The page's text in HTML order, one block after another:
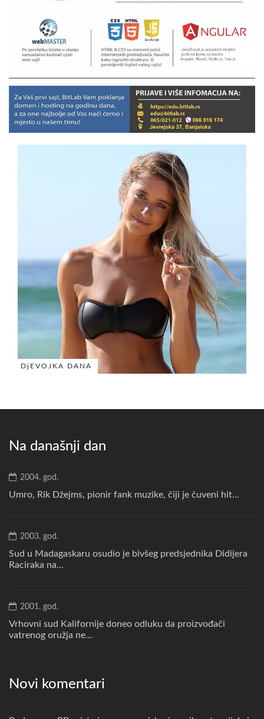
DjEVOJKA DANA
Na današnji dan
2004. god.
Umro, Rik Džejms, pionir fank muzike, čiji je čuveni hit...
2003. god.
Sud u Madagaskaru osudio je bivšeg predsjednika Didijera
Raciraka na...
2001. god.
Vrhovni sud Kalifornije doneo odluku da proizvođači
vatrenog oružja ne...
Novi komentari